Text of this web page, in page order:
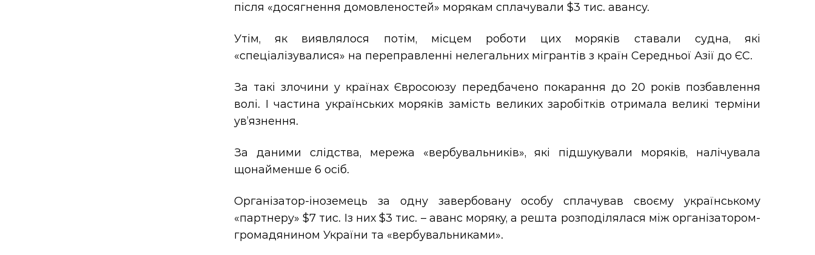
після «досягнення домовленостей» морякам сплачували $3 тис. авансу.
Утім, як виявлялося потім, місцем роботи цих моряків ставали судна, які
«спеціалізувалися» на переправленні нелегальних мігрантів з країн Середньої Азії до ЄС.
За такі злочини у країнах Євросоюзу передбачено покарання до 20 років позбавлення
волі. І частина українських моряків замість великих заробітків отримала великі терміни
ув’язнення.
За даними слідства, мережа «вербувальників», які підшукували моряків, налічувала
щонайменше 6 осіб.
Організатор-іноземець за одну завербовану особу сплачував своєму українському
«партнеру» $7 тис. Із них $3 тис. – аванс моряку, а решта розподілялася між організатором-
громадянином України та «вербувальниками».